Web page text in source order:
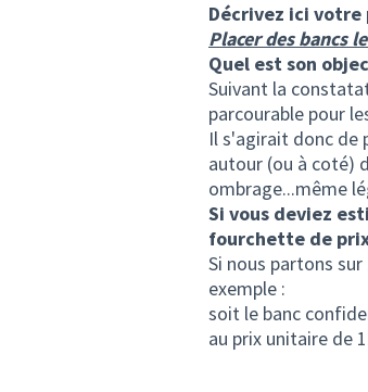
Décrivez ici votre
Placer des bancs
Quel est son
Suivant la
parcourable pour
Il s'agirait donc de
autour (ou à coté)
ombrage...même
Si vous deviez
fourchette de
Si nous partons
exemple :
soit le banc
au prix unitaire de